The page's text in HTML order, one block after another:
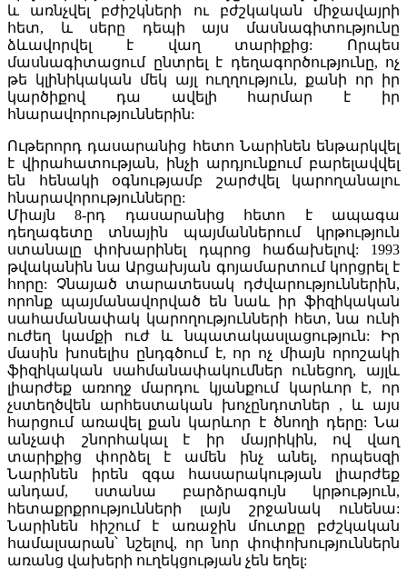
և առնչվել բժիշկների ու բժշկական միջավայրի
հետ, և սերը դեպի այս մասնագիտությունը
ձևավորվել է վաղ տարիքից: Որպես
մասնագիտացում ընտրել է դեղագործությունը, ոչ
թե կլինիկական մեկ այլ ուղղություն, քանի որ իր
կարծիքով դա ավելի հարմար է իր
հնարավորություններին:
Ութերորդ դասարանից հետո Նարինեն ենթարկվել
է վիրահատության, ինչի արդյունքում բարելավվել
են հենակի օգնությամբ շարժվել կարողանալու
հնարավորությունները:
Միայն 8-րդ դասարանից հետո է ապագա
դեղագետը տնային պայմաններում կրթություն
ստանալը փոխարինել դպրոց հաճախելով: 1993
թվականին նա Արցախյան գոյամարտում կորցրել է
հորը: Չնայած տարատեսակ դժվարություններին,
որոնք պայմանավորված են նաև իր ֆիզիկական
սահամանափակ կարողությունների հետ, նա ունի
ուժեղ կամքի ուժ և նպատակասլացություն: Իր
մասին խոսելիս ընդգծում է, որ ոչ միայն որոշակի
ֆիզիկական սահմանափակումներ ունեցող, այլև
լիարժեք առողջ մարդու կյանքում կարևոր է, որ
չստեղծվեն արհեստական խոչընդոտներ , և այս
հարցում առավել քան կարևոր է ծնողի դերը: Նա
անչափ շնորհակալ է իր մայրիկին, ով վաղ
տարիքից փորձել է ամեն ինչ անել, որպեսզի
Նարինեն իրեն զգա հասարակության լիարժեք
անդամ, ստանա բարձրագույն կրթություն,
հետաքրքրությունների լայն շրջանակ ունենա:
Նարինեն հիշում է առաջին մուտքը բժշկական
համալսարան՝ նշելով, որ նոր փոփոխություններն
առանց վախերի ուղեկցության չեն եղել: